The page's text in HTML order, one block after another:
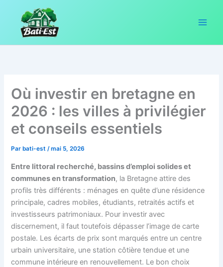
contenu
Où investir en bretagne en
2026 : les villes à privilégier
et conseils essentiels
Par bati-est/mai 5, 2026
Entre littoral recherché, bassins d’emploi solides et
communes en transformation, la Bretagne attire des
profils très différents : ménages en quête d’une résidence
principale, cadres mobiles, étudiants, retraités actifs et
investisseurs patrimoniaux. Pour investir avec
discernement, il faut toutefois dépasser l’image de carte
postale. Les écarts de prix sont marqués entre un centre
urbain universitaire, une station côtière tendue et une
commune intérieure en renouvellement. Le bon choix